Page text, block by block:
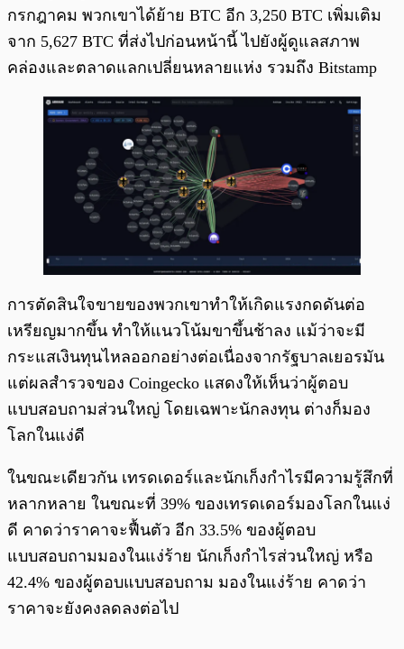
กรกฎาคม พวกเขาได้ย้าย BTC อีก 3,250 BTC เพิ่มเติม
จาก 5,627 BTC ที่ส่งไปก่อนหน้านี้ ไปยังผู้ดูแลสภาพ
คล่องและตลาดแลกเปลี่ยนหลายแห่ง รวมถึง Bitstamp
การตัดสินใจขายของพวกเขาทำให้เกิดแรงกดดันต่อ
เหรียญมากขึ้น ทำให้แนวโน้มขาขึ้นช้าลง แม้ว่าจะมี
กระแสเงินทุนไหลออกอย่างต่อเนื่องจากรัฐบาลเยอรมัน
แต่ผลสำรวจของ Coingecko แสดงให้เห็นว่าผู้ตอบ
แบบสอบถามส่วนใหญ่ โดยเฉพาะนักลงทุน ต่างก็มอง
โลกในแง่ดี
ในขณะเดียวกัน เทรดเดอร์และนักเก็งกำไรมีความรู้สึกที่
หลากหลาย ในขณะที่ 39% ของเทรดเดอร์มองโลกในแง่
ดี คาดว่าราคาจะฟื้นตัว อีก 33.5% ของผู้ตอบ
แบบสอบถามมองในแง่ร้าย นักเก็งกำไรส่วนใหญ่ หรือ
42.4% ของผู้ตอบแบบสอบถาม มองในแง่ร้าย คาดว่า
ราคาจะยังคงลดลงต่อไป